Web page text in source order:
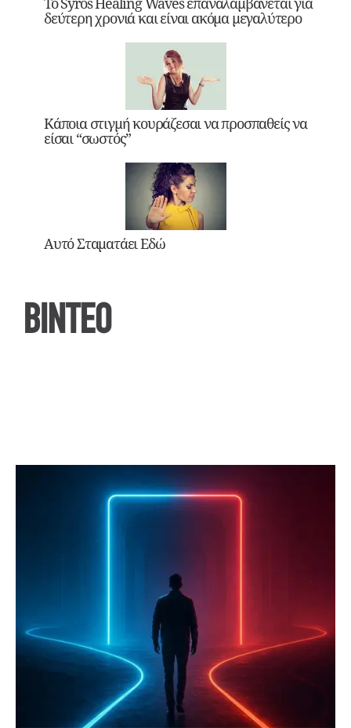
δεύτερη χρονιά και είναι ακόμα μεγαλύτερο
Κάποια στιγμή κουράζεσαι να προσπαθείς να
είσαι “σωστός”
Αυτό Σταματάει Εδώ
ΒΙΝΤΕΟ